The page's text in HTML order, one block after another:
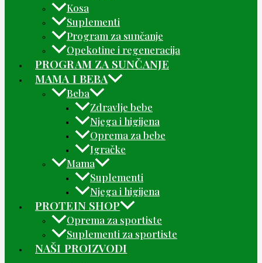
Kosa
Suplementi
Program za sunčanje
Opekotine i regeneracija
PROGRAM ZA SUNČANJE
MAMA I BEBA
Beba
Zdravlje bebe
Njega i higijena
Oprema za bebe
Igračke
Mama
Suplementi
Njega i higijena
PROTEIN SHOP
Oprema za sportiste
Suplementi za sportiste
NAŠI PROIZVODI